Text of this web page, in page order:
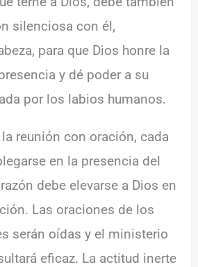
silenciosa con él,
para que Dios honre la
y dé poder a su
por los labios humanos.
reunión con oración, cada
en la presencia del
debe elevarse a Dios en
Las oraciones de los
serán oídas y el ministerio
eficaz. La actitud inerte